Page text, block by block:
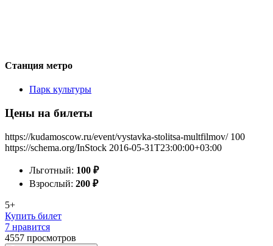
Станция метро
Парк культуры
Цены на билеты
https://kudamoscow.ru/event/vystavka-stolitsa-multfilmov/ 100
https://schema.org/InStock 2016-05-31T23:00:00+03:00
Льготный: 100 ₽
Взрослый: 200 ₽
5+
Купить билет
7 нравится
4557 просмотров